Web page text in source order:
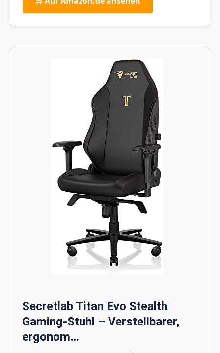
Secretlab Titan Evo Stealth
Gaming-Stuhl – Verstellbarer,
ergonom…